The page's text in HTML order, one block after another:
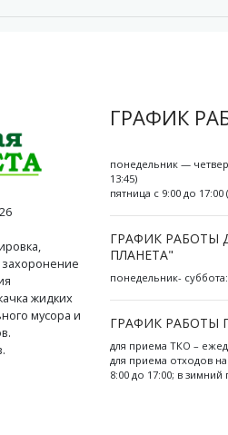
захоронение
жидких
мусора и
ГРАФИК
понедельник —
13:45)
пятница с 9:00 до
ГРАФИК РАБОТЫ
ПЛАНЕТА"
понедельник-
ГРАФИК РАБОТЫ
для приема ТКО –
для приема отходов
8:00 до 17:00; в зимний